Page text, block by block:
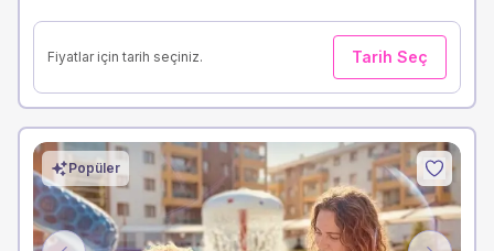
Fiyatlar için tarih seçiniz. Tarih Seç
Popüler